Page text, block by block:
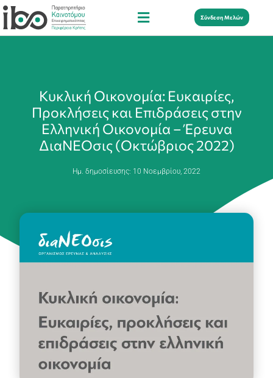
Σύνδεση Μελών
Κυκλική Οικονομία: Ευκαιρίες,
Προκλήσεις και Επιδράσεις στην
Ελληνική Οικονομία – Έρευνα
ΔιαΝΕΟσις (Οκτώβριος 2022)
Ημ. δημοσίευσης: 10 Νοεμβρίου, 2022